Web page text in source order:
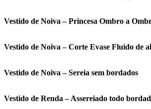
Vestido de Noiva – Princesa Ombro a
Vestido de Noiva – Corte Evase Fluido de
Vestido de Noiva – Sereia sem bordados
Vestido de Renda – Assereiado todo